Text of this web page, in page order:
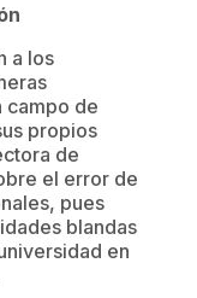
a los
campo de
propios
de
el error de
pues
blandas
en